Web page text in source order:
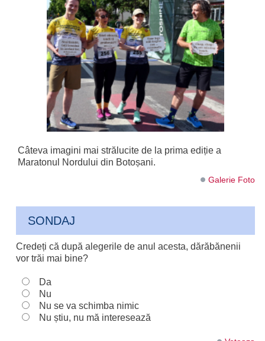
Câteva imagini mai strălucite de la prima ediție a
Maratonul Nordului din Botoșani.
Galerie Foto
SONDAJ
Credeți că după alegerile de anul acesta, dărăbănenii
vor trăi mai bine?
Da
Nu
Nu se va schimba nimic
Nu știu, nu mă interesează